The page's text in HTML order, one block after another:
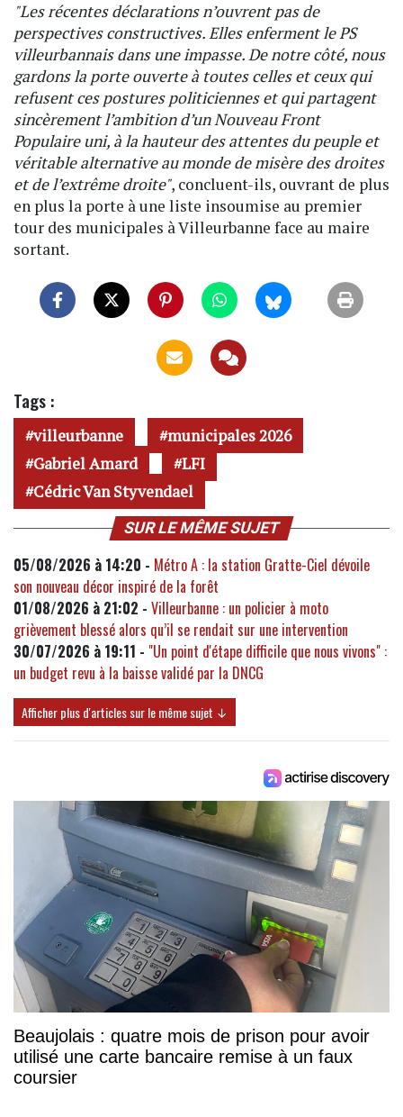
"Les récentes déclarations n’ouvrent pas de
perspectives constructives. Elles enferment le PS
villeurbannais dans une impasse. De notre côté, nous
gardons la porte ouverte à toutes celles et ceux qui
refusent ces postures politiciennes et qui partagent
sincèrement l’ambition d’un Nouveau Front
Populaire uni, à la hauteur des attentes du peuple et
véritable alternative au monde de misère des droites
et de l’extrême droite", concluent-ils, ouvrant de plus
en plus la porte à une liste insoumise au premier
tour des municipales à Villeurbanne face au maire
sortant.
Tags :
villeurbanne
municipales 2026
Gabriel Amard
LFI
Cédric Van Styvendael
SUR LE MÊME SUJET
05/08/2026 à 14:20 - Métro A : la station Gratte-Ciel dévoile
son nouveau décor inspiré de la forêt
01/08/2026 à 21:02 - Villeurbanne : un policier à moto
grièvement blessé alors qu’il se rendait sur une intervention
30/07/2026 à 19:11 - "Un point d'étape difficile que nous vivons" :
un budget revu à la baisse validé par la DNCG
Afficher plus d'articles sur le même sujet ↓
Beaujolais : quatre mois de prison pour avoir
utilisé une carte bancaire remise à un faux
coursier